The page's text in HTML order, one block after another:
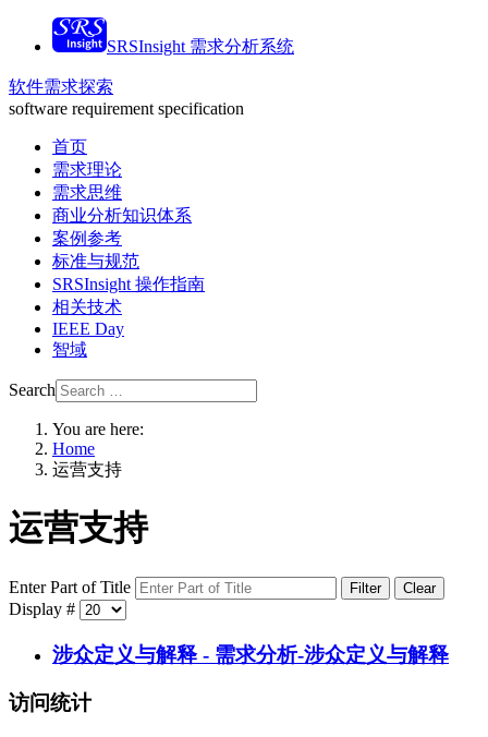
SRSInsight 需求分析系统
软件需求探索
software requirement specification
首页
需求理论
需求思维
商业分析知识体系
案例参考
标准与规范
SRSInsight 操作指南
相关技术
IEEE Day
智域
Search
You are here:
Home
运营支持
运营支持
Enter Part of Title Filter Clear
Display #
涉众定义与解释 - 需求分析-涉众定义与解释
访问统计